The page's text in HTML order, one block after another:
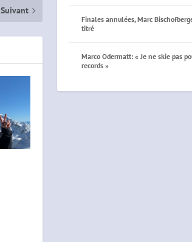
Suivant
Finales annulées, Marc
titré
Marco Odermatt: « Je ne skie pas
records »